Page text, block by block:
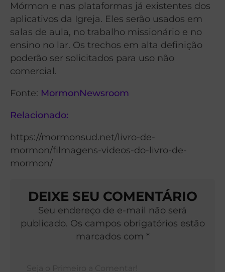
Mórmon e nas plataformas já existentes dos
aplicativos da Igreja. Eles serão usados em
salas de aula, no trabalho missionário e no
ensino no lar. Os trechos em alta definição
poderão ser solicitados para uso não
comercial.
Fonte: MormonNewsroom
Relacionado:
https://mormonsud.net/livro-de-
mormon/filmagens-videos-do-livro-de-
mormon/
DEIXE SEU COMENTÁRIO
Seu endereço de e-mail não será
publicado. Os campos obrigatórios estão
marcados com *